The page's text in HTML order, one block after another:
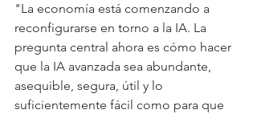
"La economía está comenzando a
reconfigurarse en torno a la IA. La
pregunta central ahora es cómo hacer
que la IA avanzada sea abundante,
asequible, segura, útil y lo
suficientemente fácil como para que